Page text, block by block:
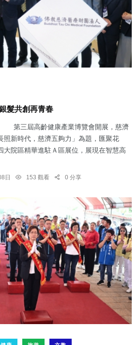
髮共創再青春
第三屆高齡健康產業博覽會開展，慈濟
照新時代，慈濟五夠力」為題，匯聚花
大院區精華進駐Ａ區展位，展現在智慧高
日 153 觀看 0 分享